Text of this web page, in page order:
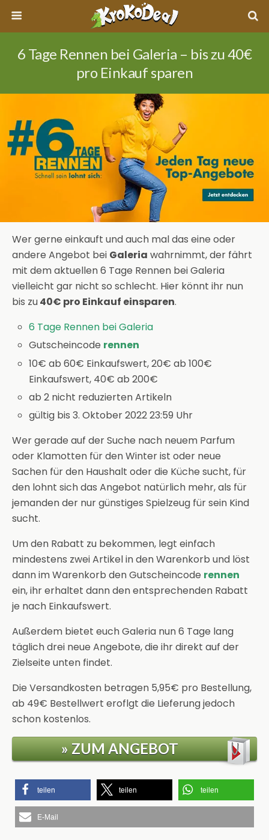
6 Tage Rennen bei Galeria – bis zu 40€
pro Einkauf sparen
Wer gerne einkauft und auch mal das eine oder
andere Angebot bei Galeria wahrnimmt, der fährt
mit dem aktuellen 6 Tage Rennen bei Galeria
vielleicht gar nicht so schlecht. Hier könnt ihr nun
bis zu40€ pro Einkauf einsparen.
6 Tage Rennen bei Galeria
Gutscheincode rennen
10€ ab 60€ Einkaufswert, 20€ ab 100€
Einkaufswert, 40€ ab 200€
ab 2 nicht reduzierten Artikeln
gültig bis 3. Oktober 2022 23:59 Uhr
Wer gerade auf der Suche nach neuem Parfum
oder Klamotten für den Winter ist oder neue
Sachen für den Haushalt oder die Küche sucht, für
den lohnt sich das Angebot natürlich mehr, als für
jemanden der nur günstiges Spielzeug für sein Kind
sucht.
Um den Rabatt zu bekommen, legt einfach
mindestens zwei Artikel in den Warenkorb und löst
dann im Warenkorb den Gutscheincode rennen
ein, ihr erhaltet dann den entsprechenden Rabatt
je nach Einkaufswert.
Außerdem bietet euch Galeria nun 6 Tage lang
täglich drei neue Angebote, die ihr direkt auf der
Zielseite unten findet.
Die Versandkosten betragen 5,95€ pro Bestellung,
ab 49€ Bestellwert eroflgt die Lieferung jedoch
schon kostenlos.
» ZUM ANGEBOT
teilen teilen teilen
E-Mail